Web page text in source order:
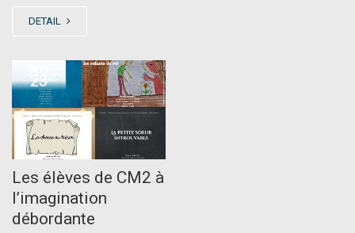
DETAIL
23
Les élèves de CM2 à
l’imagination
débordante